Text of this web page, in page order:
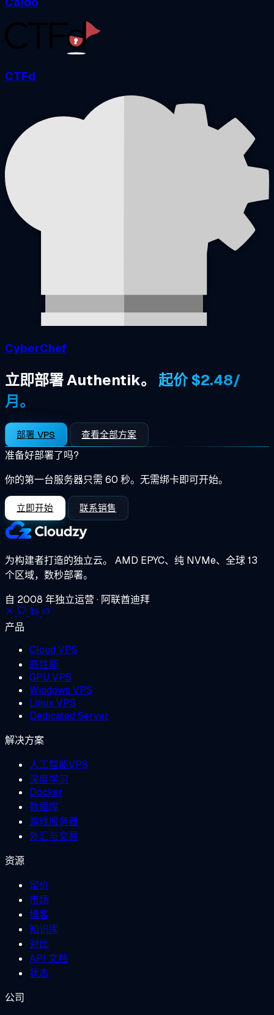
CTFd
CyberChef
立即部署 Authentik。 起价 $2.48/
月。
部署 VPS 查看全部方案
准备好部署了吗?
你的第一台服务器只需 60 秒。无需绑卡即可开始。
立即开始 联系销售
为构建者打造的独立云。 AMD EPYC、纯 NVMe、全球 13
个区域，数秒部署。
自 2008 年独立运营 · 阿联酋迪拜
产品
Cloud VPS
高性能
GPU VPS
Windows VPS
Linux VPS
Dedicated Server
解决方案
人工智能VPS
深度学习
Docker
数据库
游戏服务器
外汇与交易
资源
定价
市场
博客
知识库
对比
API 文档
状态
公司